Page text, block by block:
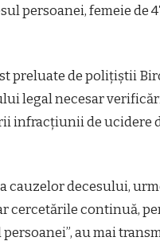
persoanei, femeie de
preluate de poliţiştii
legal necesar
infracţiunii de ucidere
cauzelor decesului,
cercetările continuă,
au mai